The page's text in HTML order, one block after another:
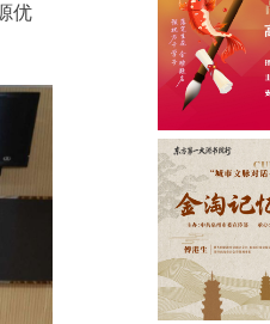
优